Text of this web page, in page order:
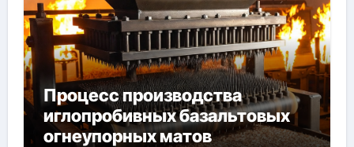
Процесс производства
иглопробивных базальтовых
огнеупорных матов